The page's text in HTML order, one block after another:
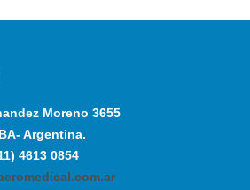
Moreno 3655
Argentina.
4613 0854